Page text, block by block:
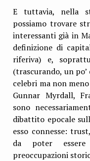
E tuttavia, nella
possiamo trovare
interessanti già in
definizione di
riferiva) e,
(trascurando, un
celebri ma non
Gunnar Myrdall,
sono
dibattito epocale
esso connesse:
da poter essere
preoccupazioni